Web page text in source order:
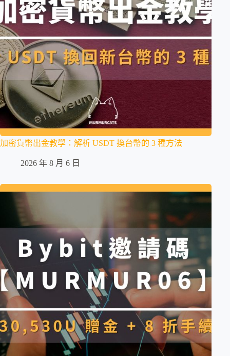
加密貨幣出金教學：解析 USDT 換台幣的 3 種方法
2026 年 8 月 6 日